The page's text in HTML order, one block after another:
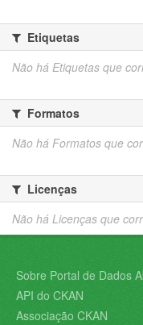
Etiquetas
Não há Etiquetas que
Formatos
Não há Formatos que
Licenças
Não há Licenças que
Sobre Portal de Dados
API do CKAN
Associação CKAN